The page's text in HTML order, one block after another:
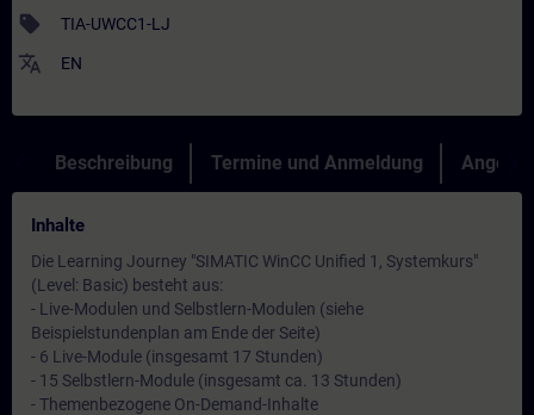
sell TIA-UWCC1-LJ
translate EN
Beschreibung Termine und Anmeldung Angebot
Inhalte
Die Learning Journey "SIMATIC WinCC Unified 1, Systemkurs"
(Level: Basic) besteht aus:
- Live-Modulen und Selbstlern-Modulen (siehe
Beispielstundenplan am Ende der Seite)
- 6 Live-Module (insgesamt 17 Stunden)
- 15 Selbstlern-Module (insgesamt ca. 13 Stunden)
- Themenbezogene On-Demand-Inhalte